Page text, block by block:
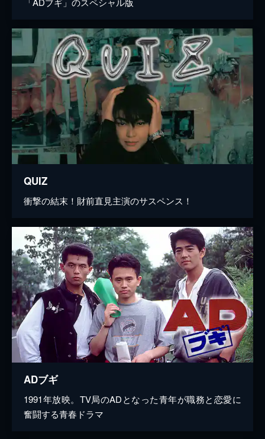
QUIZ
衝撃の結末！財前直見主演のサスペンス！
ADブギ
1991年放映。TV局のADとなった青年が職務と恋愛に
奮闘する青春ドラマ